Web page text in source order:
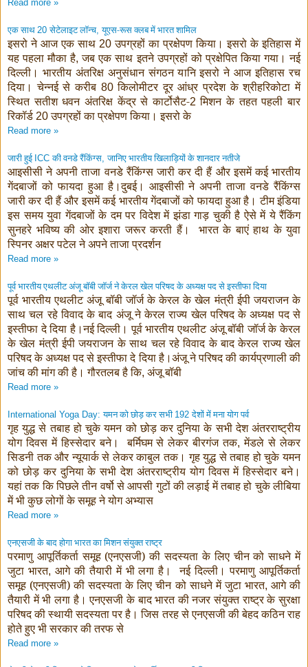
Read more »
एक साथ 20सेटेलाइट लॉन्च,यूएस-रूस क्लब में भारत शामिल
इसरो ने आज एक साथ 20उपग्रहों का प्रक्षेपण किया। इसरो के इतिहास में
यह पहला मौका है,जब एक साथ इतने उपग्रहों को प्रक्षेपित किया गया। नई
दिल्ली। भारतीय अंतरिक्ष अनुसंधान संगठन यानि इसरो ने आज इतिहास रच
दिया। चेन्नई से करीब 80किलोमीटर दूर आंध्र प्रदेश के श्रीहरिकोटा में
स्थित सतीश धवन अंतरिक्ष केंद्र से कार्टोसैट-2मिशन के तहत पहली बार
रिकॉर्ड 20उपग्रहों का प्रक्षेपण किया। इसरो के
Read more »
जारी हुई ICCकी वनडे रैंकिंग्स,जानिए भारतीय खिलाड़ियों के शानदार नतीजे
आइसीसी ने अपनी ताजा वनडे रैंकिंग्स जारी कर दी हैं और इसमें कई भारतीय
गेंदबाजों को फायदा हुआ है।दुबई। आइसीसी ने अपनी ताजा वनडे रैंकिंग्स
जारी कर दी हैं और इसमें कई भारतीय गेंदबाजों को फायदा हुआ है। टीम इंडिया
इस समय युवा गेंदबाजों के दम पर विदेश में झंडा गाड़ चुकी है ऐसे में ये रैंकिंग
सुनहरे भविष्य की ओर इशारा जरूर करती हैं। भारत के बाएं हाथ के युवा
स्पिनर अक्षर पटेल ने अपने ताजा प्रदर्शन
Read more »
पूर्व भारतीय एथलीट अंजू बॉबी जॉर्ज ने केरल खेल परिषद के अध्यक्ष पद से इस्तीफा दिया
पूर्व भारतीय एथलीट अंजू बॉबी जॉर्ज के केरल के खेल मंत्री ईपी जयराजन के
साथ चल रहे विवाद के बाद अंजू ने केरल राज्य खेल परिषद के अध्यक्ष पद से
इस्तीफा दे दिया है।नई दिल्ली। पूर्व भारतीय एथलीट अंजू बॉबी जॉर्ज के केरल
के खेल मंत्री ईपी जयराजन के साथ चल रहे विवाद के बाद केरल राज्य खेल
परिषद के अध्यक्ष पद से इस्तीफा दे दिया है।अंजू ने परिषद की कार्यप्रणाली की
जांच की मांग की है। गौरतलब है कि, अंजू बॉबी
Read more »
International Yoga Day:यमन को छोड़ कर सभी 192देशों में मना योग पर्व
गृह युद्ध से तबाह हो चुके यमन को छोड़ कर दुनिया के सभी देश अंतरराष्ट्रीय
योग दिवस में हिस्सेदार बने। बर्मिघम से लेकर बीरगंज तक,मेंडले से लेकर
सिडनी तक और न्यूयार्क से लेकर काबुल तक। गृह युद्ध से तबाह हो चुके यमन
को छोड़ कर दुनिया के सभी देश अंतरराष्ट्रीय योग दिवस में हिस्सेदार बने।
यहां तक कि पिछले तीन वर्षो से आपसी गुटों की लड़ाई में तबाह हो चुके लीबिया
में भी कुछ लोगों के समूह ने योग अभ्यास
Read more »
एनएसजी के बाद होगा भारत का मिशन संयुक्त राष्ट्र
परमाणु आपूर्तिकर्ता समूह (एनएसजी) की सदस्यता के लिए चीन को साधने में
जुटा भारत, आगे की तैयारी में भी लगा है। नई दिल्ली। परमाणु आपूर्तिकर्ता
समूह (एनएसजी) की सदस्यता के लिए चीन को साधने में जुटा भारत, आगे की
तैयारी में भी लगा है। एनएसजी के बाद भारत की नजर संयुक्त राष्ट्र के सुरक्षा
परिषद की स्थायी सदस्यता पर है। जिस तरह से एनएसजी की बेहद कठिन राह
होते हुए भी सरकार की तरफ से
Read more »